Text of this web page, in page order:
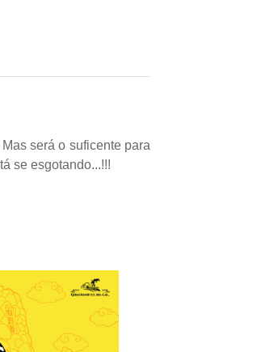
será o suficente para
se esgotando...!!!